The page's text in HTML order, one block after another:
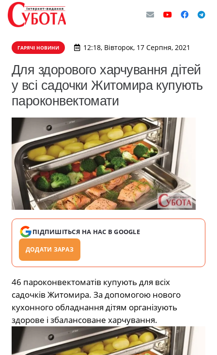
ГАРЯЧІ НОВИНИ 12:18, Вівторок, 17 Серпня, 2021
Для здорового харчування дітей
у всі садочки Житомира купують
пароконвектомати
ПІДПИШІТЬСЯ НА НАС В GOOGLE
ДОДАТИ ЗАРАЗ
46 пароконвектоматів купують для всіх
садочків Житомира. За допомогою нового
кухонного обладнання дітям організують
здорове і збалансоване харчування.